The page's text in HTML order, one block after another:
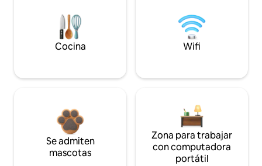
Cocina Wifi
Se admiten
mascotas
Zona para trabajar
con computadora
portátil